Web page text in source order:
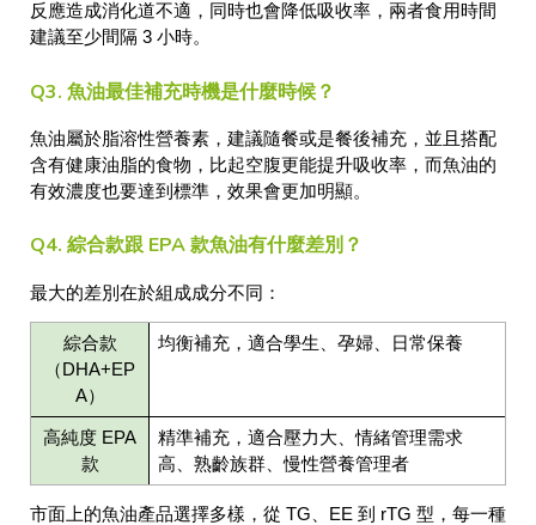
反應造成消化道不適，同時也會降低吸收率，兩者食用時間
建議至少間隔 3 小時。
Q3. 魚油最佳補充時機是什麼時候？
魚油屬於脂溶性營養素，建議隨餐或是餐後補充，並且搭配
含有健康油脂的食物，比起空腹更能提升吸收率，而魚油的
有效濃度也要達到標準，效果會更加明顯。
Q4. 綜合款跟 EPA 款魚油有什麼差別？
最大的差別在於組成成分不同：
綜合款
（DHA+EP
A）
均衡補充，適合學生、孕婦、日常保養
高純度 EPA
款
精準補充，適合壓力大、情緒管理需求
高、熟齡族群、慢性營養管理者
市面上的魚油產品選擇多樣，從 TG、EE 到 rTG 型，每一種